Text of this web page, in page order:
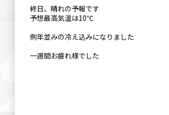
終日、晴れの予報です
予想最高気温は10℃
例年並みの冷え込みになりました
一週間お疲れ様でした